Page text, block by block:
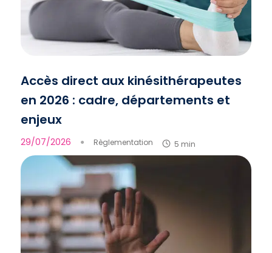
Accès direct aux kinésithérapeutes
en 2026 : cadre, départements et
enjeux
29/07/2026 ● Règlementation 5 min